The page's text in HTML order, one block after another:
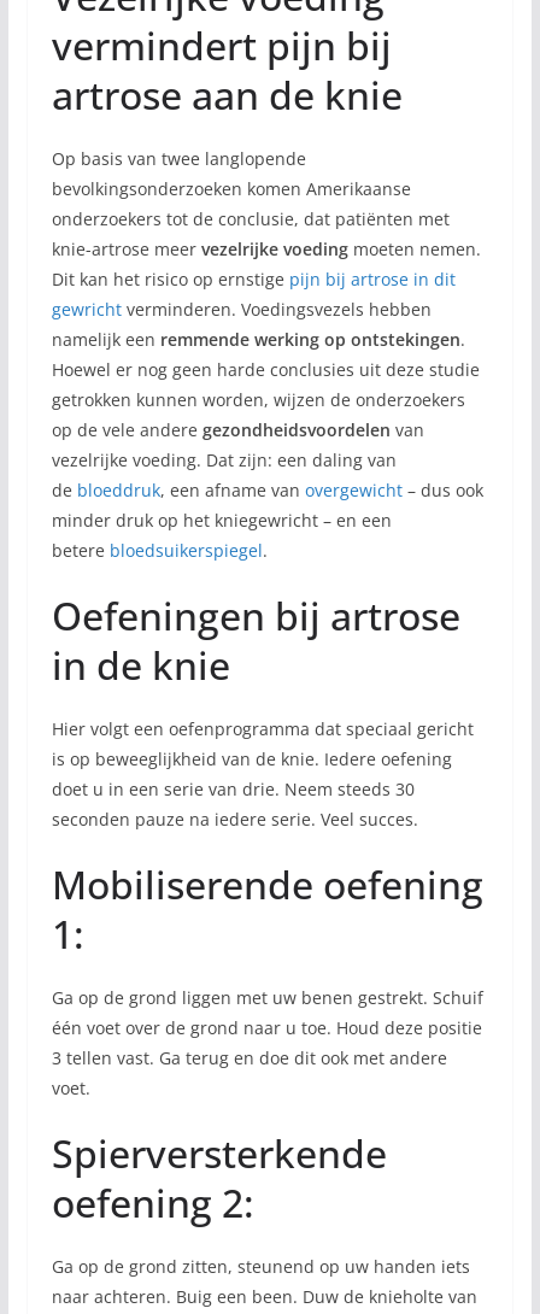
vermindert pijn bij
artrose aan de knie
Op basis van twee langlopende
bevolkingsonderzoeken komen Amerikaanse
onderzoekers tot de conclusie, dat patiënten met
knie-artrose meer vezelrijke voedingmoeten nemen.
Dit kan het risico op ernstige pijn bij artrose in dit
gewrichtverminderen. Voedingsvezels hebben
namelijk een remmende werking op ontstekingen.
Hoewel er nog geen harde conclusies uit deze studie
getrokken kunnen worden, wijzen de onderzoekers
op de vele andere gezondheidsvoordelen van
vezelrijke voeding. Dat zijn: een daling van
de bloeddruk, een afname van overgewicht– dus ook
minder druk op het kniegewricht – en een
betere bloedsuikerspiegel.
Oefeningen bij artrose
in de knie
Hier volgt een oefenprogramma dat speciaal gericht
is op beweeglijkheid van de knie. Iedere oefening
doet u in een serie van drie. Neem steeds 30
seconden pauze na iedere serie. Veel succes.
Mobiliserende oefening
1:
Ga op de grond liggen met uw benen gestrekt. Schuif
één voet over de grond naar u toe. Houd deze positie
3 tellen vast. Ga terug en doe dit ook met andere
voet.
Spierversterkende
oefening 2:
Ga op de grond zitten, steunend op uw handen iets
naar achteren. Buig een been. Duw de knieholte van